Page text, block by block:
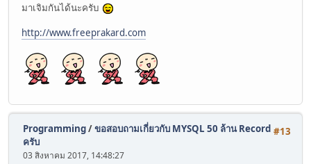
มาเจิมกันได้นะครับ
http://www.freeprakard.com
#13
Programming/ขอสอบถามเกี่ยวกับ MYSQL 50 ล้าน Record
ครับ
03 สิงหาคม 2017, 14:48:27